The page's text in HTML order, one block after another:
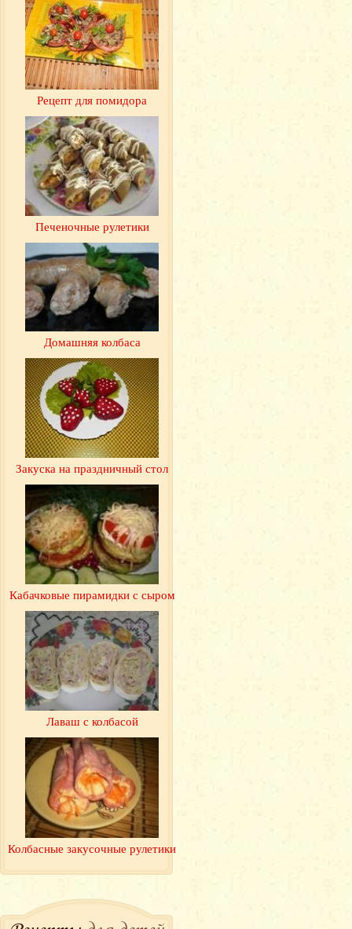
Рецепт для помидора
Печеночные рулетики
Домашняя колбаса
Закуска на праздничный стол
Кабачковые пирамидки с сыром
Лаваш с колбасой
Колбасные закусочные рулетики